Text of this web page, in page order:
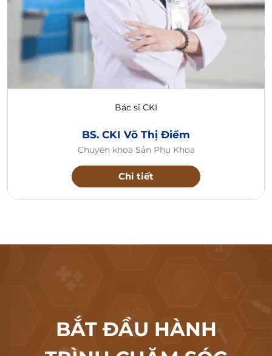
Bác sĩ CKI
BS. CKI Võ Thị Điểm
Chuyên khoa Sản Phụ Khoa
Chi tiết
BẮT ĐẦU HÀNH